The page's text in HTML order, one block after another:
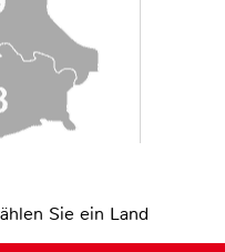
Sie ein Land